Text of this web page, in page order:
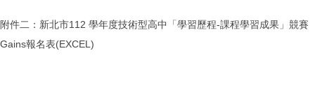
附件二：新北市112 學年度技術型高中「學習歷程-課程學習成果」競賽
Gains報名表(EXCEL)